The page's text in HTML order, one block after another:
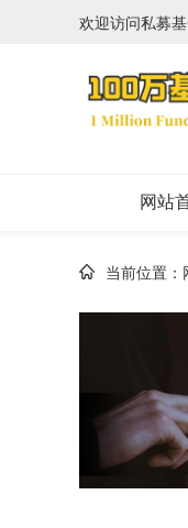
欢迎访问私募
网站
当前位置：